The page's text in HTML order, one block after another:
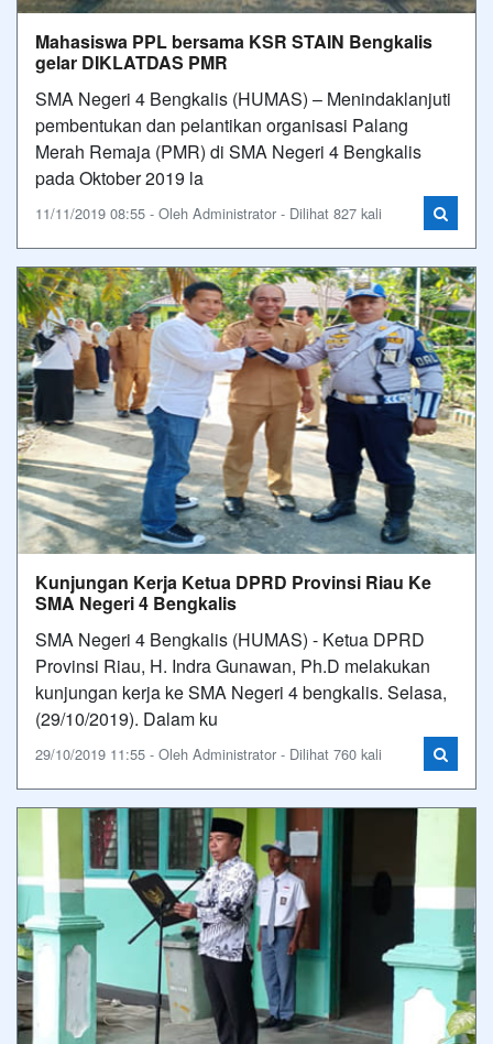
Mahasiswa PPL bersama KSR STAIN Bengkalis
gelar DIKLATDAS PMR
SMA Negeri 4 Bengkalis (HUMAS) – Menindaklanjuti
pembentukan dan pelantikan organisasi Palang
Merah Remaja (PMR) di SMA Negeri 4 Bengkalis
pada Oktober 2019 la
11/11/2019 08:55 - Oleh Administrator - Dilihat 827 kali
Kunjungan Kerja Ketua DPRD Provinsi Riau Ke
SMA Negeri 4 Bengkalis
SMA Negeri 4 Bengkalis (HUMAS) - Ketua DPRD
Provinsi Riau, H. Indra Gunawan, Ph.D melakukan
kunjungan kerja ke SMA Negeri 4 bengkalis. Selasa,
(29/10/2019). Dalam ku
29/10/2019 11:55 - Oleh Administrator - Dilihat 760 kali